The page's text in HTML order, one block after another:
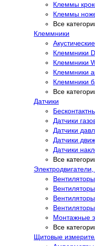
Клеммы
Клеммы
Все
Клеммники
Клеммники
Клеммники
Клеммники
Клеммники
Все
Датчики
Датчики
Датчики
Датчики
Датчики
Все
Монтажные
Все
Щитовые